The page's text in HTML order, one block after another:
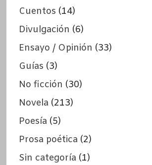
Cuentos (14)
Divulgación (6)
Ensayo / Opinión (33)
Guías (3)
No ficción (30)
Novela (213)
Poesía (5)
Prosa poética (2)
Sin categoría (1)